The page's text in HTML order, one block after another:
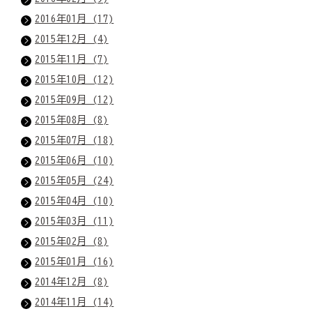
2016年01月 (17)
2015年12月 (4)
2015年11月 (7)
2015年10月 (12)
2015年09月 (12)
2015年08月 (8)
2015年07月 (18)
2015年06月 (10)
2015年05月 (24)
2015年04月 (10)
2015年03月 (11)
2015年02月 (8)
2015年01月 (16)
2014年12月 (8)
2014年11月 (14)